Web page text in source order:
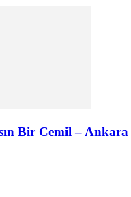
Bir Cemil – Ankara